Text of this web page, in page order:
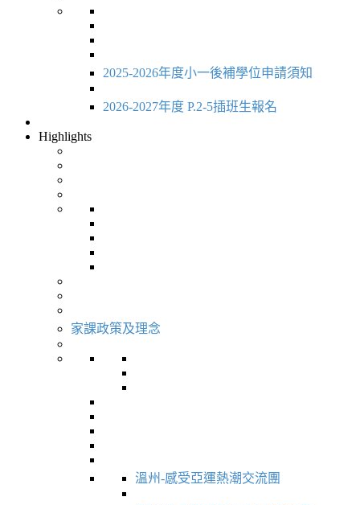
2025-2026年度小一後補學位申請須知
2026-2027年度 P.2-5插班生報名
Highlights
家課政策及理念
溫州-感受亞運熱潮交流團